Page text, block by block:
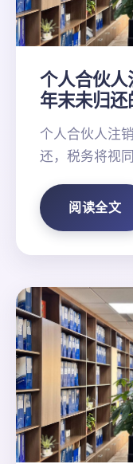
个人合伙人
年末未归还
个人合伙人注
还，税务将视
阅读全文